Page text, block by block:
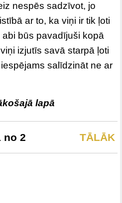
nespēs sadzīvot, jo
ar to, ka viņi ir tik ļoti
būs pavadījuši kopā
izjutīs savā starpā ļoti
salīdzināt ne ar
lapā
TĀLĀK
no 2